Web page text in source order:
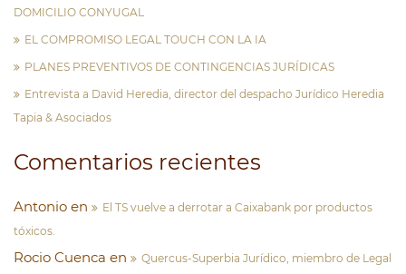
DOMICILIO CONYUGAL
EL COMPROMISO LEGAL TOUCH CON LA IA
PLANES PREVENTIVOS DE CONTINGENCIAS JURÍDICAS
Entrevista a David Heredia, director del despacho Jurídico Heredia
Tapia & Asociados
Comentarios recientes
Antonio en
El TS vuelve a derrotar a Caixabank por productos
tóxicos.
Rocio Cuenca en
Quercus-Superbia Jurídico, miembro de Legal